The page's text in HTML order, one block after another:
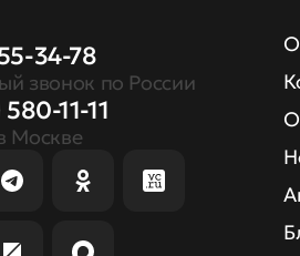
34-78
звонок по России
11-11
Москве